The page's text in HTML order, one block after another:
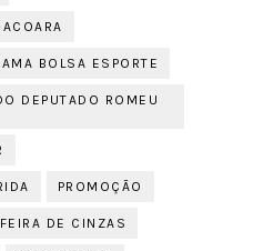
BOLSA ESPORTE
DEPUTADO ROMEU
PROMOÇÃO
DE CINZAS